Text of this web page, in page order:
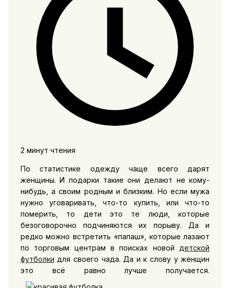
2 минут чтения
По статистике одежду чаще всего дарят
женщины. И подарки такие они делают не кому-
нибудь, а своим родным и близким. Но если мужа
нужно уговаривать, что-то купить, или что-то
померить, то дети это те люди, которые
безоговорочно подчиняются их порыву. Да и
редко можно встретить «папаш», которые лазают
по торговым центрам в поисках новой детской
футболки для своего чада. Да и к слову у женщин
это всё равно лучше получается.